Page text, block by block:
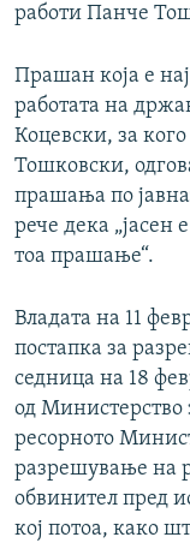
работи Панче
Прашан која е
работата на
Коцевски, за
Тошковски,
прашања по
рече дека „јасен
тоа прашање“.
Владата на 11
постапка за
седница на 18
од Министерство
ресорното
разрешување на
обвинител пред
кој потоа, како